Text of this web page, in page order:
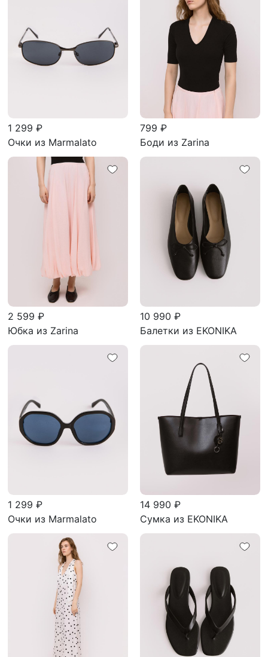
1 299 ₽
Очки из Marmalato
799 ₽
Боди из Zarina
2 599 ₽
Юбка из Zarina
10 990 ₽
Балетки из EKONIKA
1 299 ₽
Очки из Marmalato
14 990 ₽
Сумка из EKONIKA